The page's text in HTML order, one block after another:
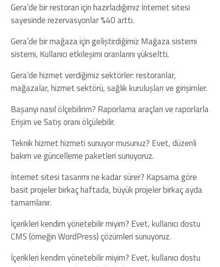
Gera’de bir restoran için hazırladığımız İnternet sitesi
sayesinde rezervasyonlar %40 arttı.
Gera’de bir mağaza için geliştirdiğimiz Mağaza sistemi
sistemi, Kullanıcı etkileşimi oranlarını yükseltti.
Gera’de hizmet verdiğimiz sektörler: restoranlar,
mağazalar, hizmet sektörü, sağlık kuruluşları ve girişimler.
Başarıyı nasıl ölçebilirim? Raporlama araçları ve raporlarla
Erişim ve Satış oranı ölçülebilir.
Teknik hizmet hizmeti sunuyor musunuz? Evet, düzenli
bakım ve güncelleme paketleri sunuyoruz.
İnternet sitesi tasarımı ne kadar sürer? Kapsama göre
basit projeler birkaç haftada, büyük projeler birkaç ayda
tamamlanır.
İçerikleri kendim yönetebilir miyim? Evet, kullanıcı dostu
CMS (örneğin WordPress) çözümleri sunuyoruz.
İçerikleri kendim yönetebilir miyim? Evet, kullanıcı dostu